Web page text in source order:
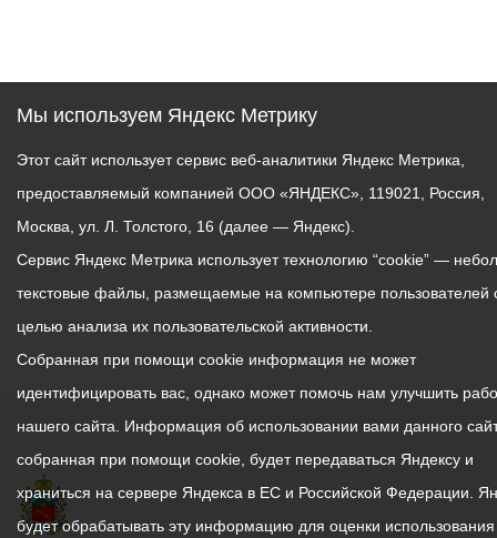
Мы используем Яндекс Метрику
Этот сайт использует сервис веб-аналитики Яндекс Метрика,
предоставляемый компанией ООО «ЯНДЕКС», 119021, Россия,
Москва, ул. Л. Толстого, 16 (далее — Яндекс).
Сервис Яндекс Метрика использует технологию “cookie” —
текстовые файлы, размещаемые на компьютере пользователей
целью анализа их пользовательской активности.
Собранная при помощи cookie информация не может
идентифицировать вас, однако может помочь нам улучшить
нашего сайта. Информация об использовании вами данного
собранная при помощи cookie, будет передаваться Яндексу и
храниться на сервере Яндекса в ЕС и Российской Федерации.
будет обрабатывать эту информацию для оценки